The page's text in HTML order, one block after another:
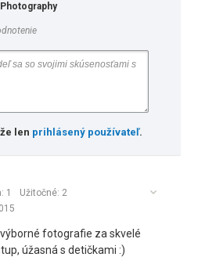
len prihlásený používateľ.
1 Užitočné: 2
fotografie za skvelé
úžasná s detičkami :)